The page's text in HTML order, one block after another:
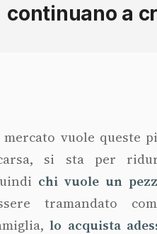
continuano a
vuole queste
si sta per
chi vuole un
tramandato
lo acquista